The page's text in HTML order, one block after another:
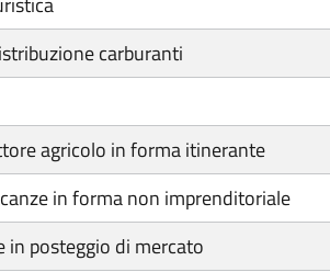
carburanti
agricolo in forma itinerante
in forma non imprenditoriale
in posteggio di mercato